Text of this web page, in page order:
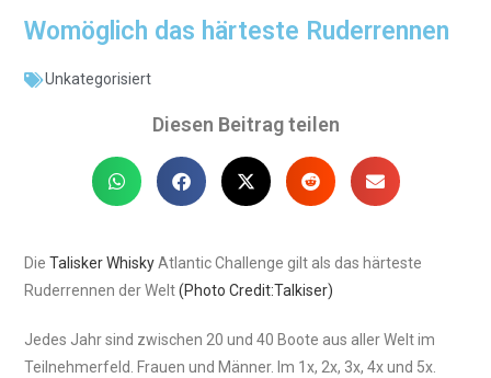
Womöglich das härteste Ruderrennen
Unkategorisiert
Diesen Beitrag teilen
DieTalisker WhiskyAtlantic Challenge gilt als das härteste
Ruderrennen der Welt(Photo Credit:Talkiser)
Jedes Jahr sind zwischen 20 und 40 Boote aus aller Welt im
Teilnehmerfeld. Frauen und Männer. Im 1x, 2x, 3x, 4x und 5x.